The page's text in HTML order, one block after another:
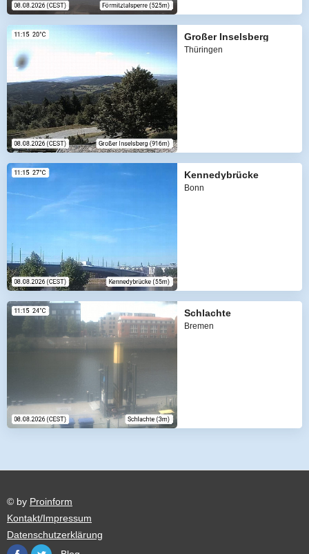
Großer Inselsberg
Thüringen
Kennedybrücke
Bonn
Schlachte
Bremen
© by Proinform
Kontakt/Impressum
Datenschutzerklärung